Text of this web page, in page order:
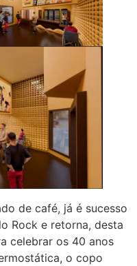
de café, já é sucesso
Rock e retorna, desta
celebrar os 40 anos
o copo